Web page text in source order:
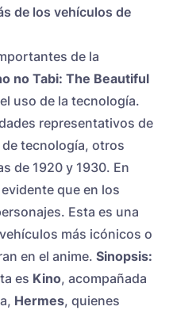
de los vehículos de
de la
no Tabi: The Beautiful
uso de la tecnología.
representativos de
tecnología, otros
de 1920 y 1930. En
que en los
Esta es una
más icónicos o
en el anime. Sinopsis:
es Kino, acompañada
Hermes, quienes